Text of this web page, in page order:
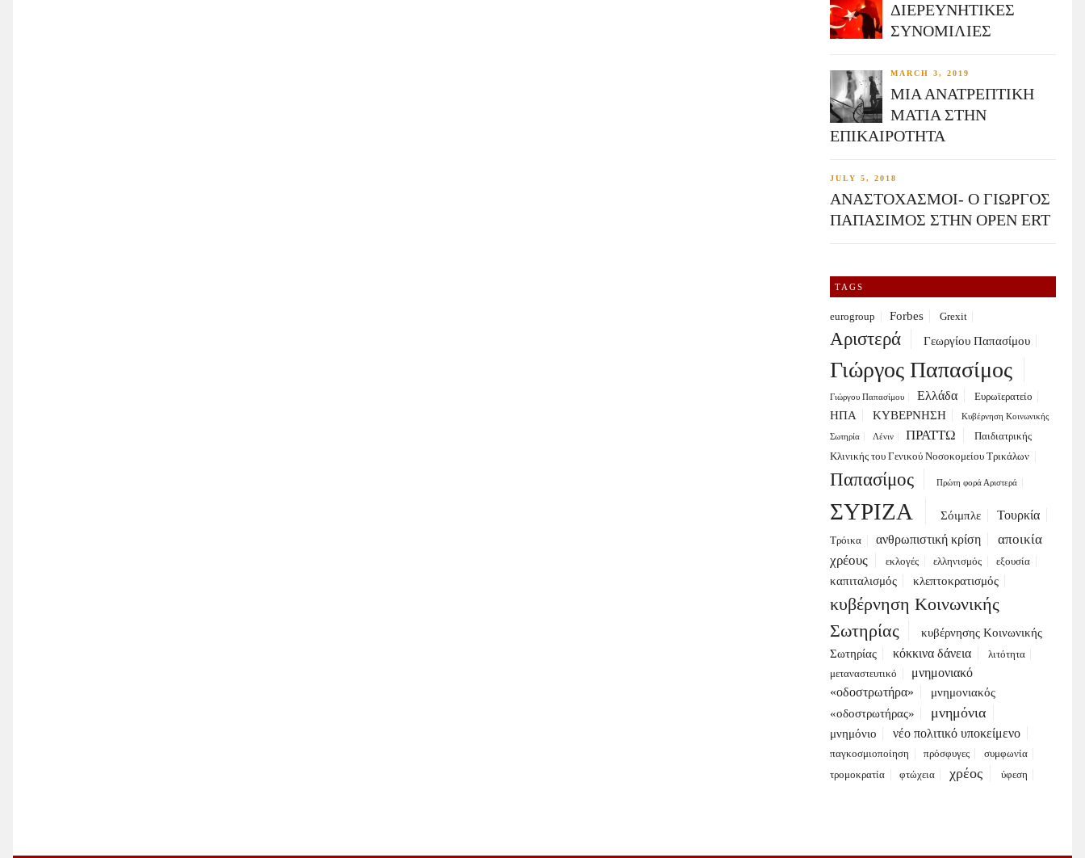
ΔΙΕΡΕΥΝΗΤΙΚΕΣ
ΣΥΝΟΜΙΛΙΕΣ
MARCH 3, 2019
ΜΙΑ ΑΝΑΤΡΕΠΤΙΚΗ
ΜΑΤΙΑ ΣΤΗΝ
ΕΠΙΚΑΙΡΟΤΗΤΑ
JULY 5, 2018
ΑΝΑΣΤΟΧΑΣΜΟΙ- Ο ΓΙΩΡΓΟΣ
ΠΑΠΑΣΙΜΟΣ ΣΤΗΝ OPEN ERT
TAGS
eurogroup Forbes Grexit
Αριστερά Γεωργίου Παπασίμου
Γιώργος Παπασίμος
Γιώργου Παπασίμου Ελλάδα Ευρωϊερατείο
ΗΠΑ ΚΥΒΕΡΝΗΣΗ Κυβέρνηση Κοινωνικής
Σωτηρία Λένιν ΠΡΑΤΤΩ
Παιδιατρικής
Κλινικής του Γενικού Νοσοκομείου Τρικάλων
Παπασίμος Πρώτη φορά Αριστερά
ΣΥΡΙΖΑ Σόιμπλε Τουρκία
Τρόικα ανθρωπιστική κρίση
αποικία
χρέους
εκλογές ελληνισμός εξουσία
καπιταλισμός κλεπτοκρατισμός
κυβέρνηση Κοινωνικής
Σωτηρίας
κυβέρνησης Κοινωνικής
Σωτηρίας
κόκκινα δάνεια
λιτότητα
μεταναστευτικό
μνημονιακό
«οδοστρωτήρα»
μνημονιακός
«οδοστρωτήρας»
μνημόνια
μνημόνιο νέο πολιτικό υποκείμενο
παγκοσμιοποίηση πρόσφυγες
συμφωνία
τρομοκρατία
φτώχεια χρέος ύφεση